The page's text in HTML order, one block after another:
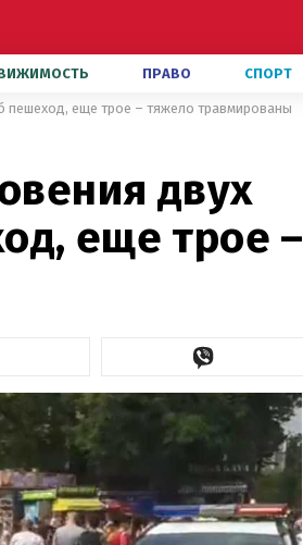
ПРАВО СПОРТ
пешеход, еще трое – тяжело травмированы
двух
еще трое –